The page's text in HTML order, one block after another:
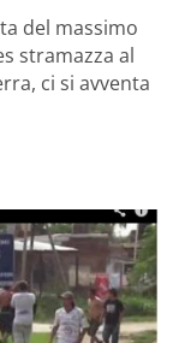
del massimo
stramazza al
ci si avventa